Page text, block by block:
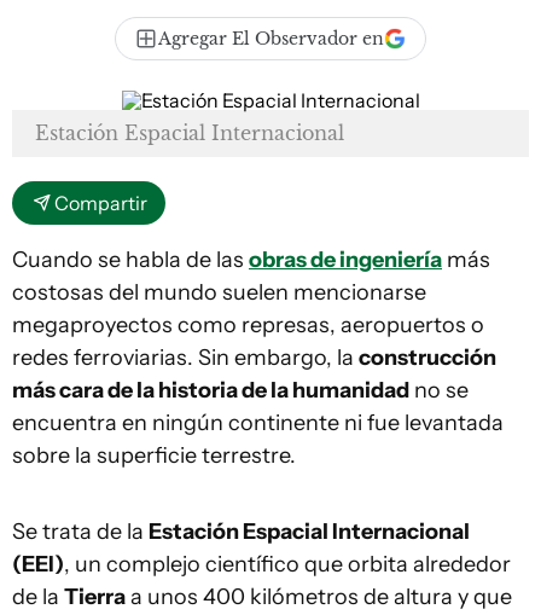
Agregar El Observador en
Estación Espacial Internacional
Compartir
Cuando se habla de las obras de ingeniería más
costosas del mundo suelen mencionarse
megaproyectos como represas, aeropuertos o
redes ferroviarias. Sin embargo, la construcción
más cara de la historia de la humanidad no se
encuentra en ningún continente ni fue levantada
sobre la superficie terrestre.
Se trata de la Estación Espacial Internacional
(EEI), un complejo científico que orbita alrededor
de la Tierraa unos 400 kilómetros de altura y que